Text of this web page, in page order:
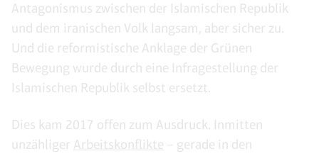
Antagonismus zwischen der Islamischen Republik
und dem iranischen Volk langsam, aber sicher zu.
Und die reformistische Anklage der Grünen
Bewegung wurde durch eine Infragestellung der
Islamischen Republik selbst ersetzt.
Dies kam 2017 offen zum Ausdruck. Inmitten
unzähliger Arbeitskonflikte – gerade in den